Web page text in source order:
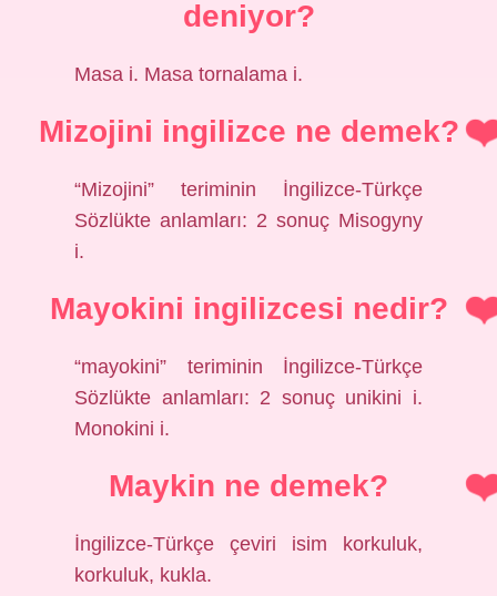
deniyor?
Masa i. Masa tornalama i.
Mizojini ingilizce ne demek?
“Mizojini” teriminin İngilizce-Türkçe
Sözlükte anlamları: 2 sonuç Misogyny
i.
Mayokini ingilizcesi nedir?
“mayokini” teriminin İngilizce-Türkçe
Sözlükte anlamları: 2 sonuç unikini i.
Monokini i.
Maykin ne demek?
İngilizce-Türkçe çeviri isim korkuluk,
korkuluk, kukla.